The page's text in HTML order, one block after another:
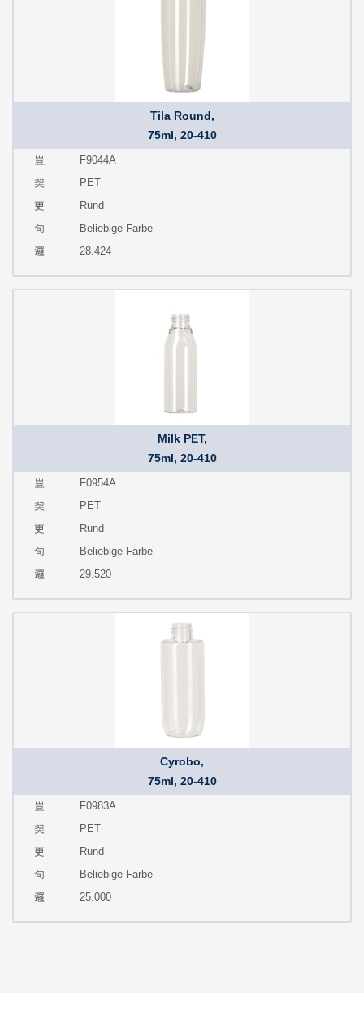
Tila Round,
75ml, 20-410
F9044A
PET
Rund
Beliebige Farbe
28.424
Milk PET,
75ml, 20-410
F0954A
PET
Rund
Beliebige Farbe
29.520
Cyrobo,
75ml, 20-410
F0983A
PET
Rund
Beliebige Farbe
25.000